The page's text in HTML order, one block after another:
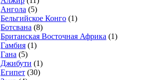
Ангола (5)
Бельгийское Конго (1)
Ботсвана (8)
Британская Восточная Африка (1)
Гамбия (1)
Гана (5)
Джибути (1)
Египет (30)